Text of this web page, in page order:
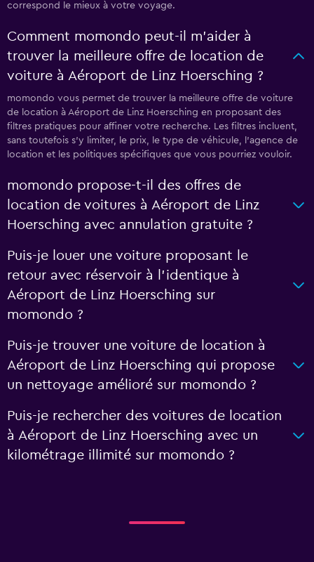
correspond le mieux à votre voyage.
Comment momondo peut-il m’aider à
trouver la meilleure offre de location de
voiture à Aéroport de Linz Hoersching ?
momondo vous permet de trouver la meilleure offre de voiture
de location à Aéroport de Linz Hoersching en proposant des
filtres pratiques pour affiner votre recherche. Les filtres incluent,
sans toutefois s'y limiter, le prix, le type de véhicule, l'agence de
location et les politiques spécifiques que vous pourriez vouloir.
momondo propose-t-il des offres de
location de voitures à Aéroport de Linz
Hoersching avec annulation gratuite ?
Puis-je louer une voiture proposant le
retour avec réservoir à l’identique à
Aéroport de Linz Hoersching sur
momondo ?
Puis-je trouver une voiture de location à
Aéroport de Linz Hoersching qui propose
un nettoyage amélioré sur momondo ?
Puis-je rechercher des voitures de location
à Aéroport de Linz Hoersching avec un
kilométrage illimité sur momondo ?